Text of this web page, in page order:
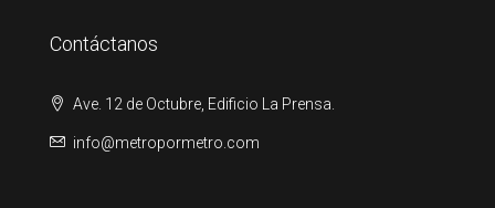
Contáctanos
Ave. 12 de Octubre, Edificio La Prensa.
info@metropormetro.com